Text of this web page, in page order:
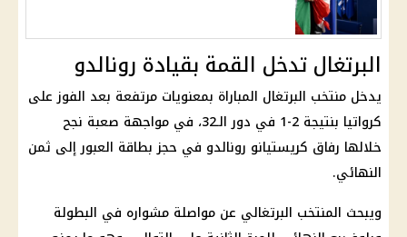
البرتغال تدخل القمة بقيادة رونالدو
يدخل منتخب البرتغال المباراة بمعنويات مرتفعة بعد الفوز على
كرواتيا بنتيجة 2-1 في دور الـ32، في مواجهة صعبة نجح
خلالها رفاق كريستيانو رونالدو في حجز بطاقة العبور إلى ثمن
النهائي.
ويبحث المنتخب البرتغالي عن مواصلة مشواره في البطولة